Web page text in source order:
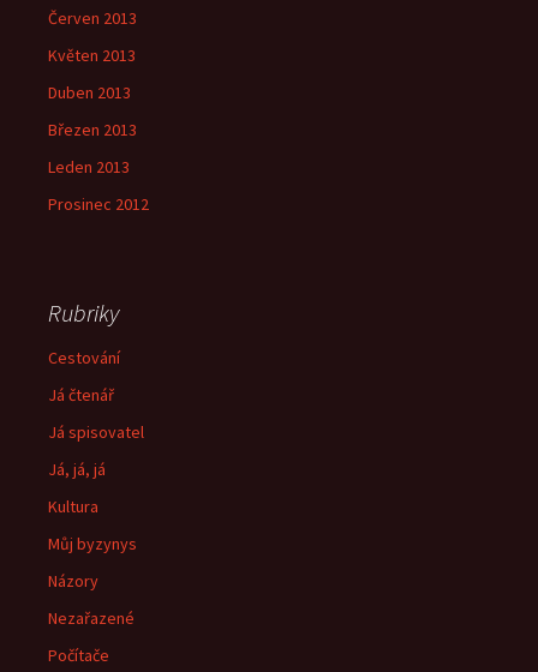
Červen 2013
Květen 2013
Duben 2013
Březen 2013
Leden 2013
Prosinec 2012
Rubriky
Cestování
Já čtenář
Já spisovatel
Já, já, já
Kultura
Můj byzynys
Názory
Nezařazené
Počítače